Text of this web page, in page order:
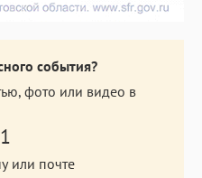
события?
фото или видео в
или почте